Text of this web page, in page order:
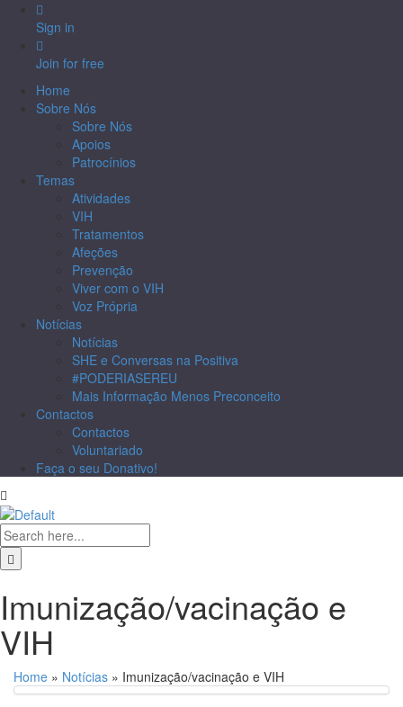
Sign in
Join for free
Home
Sobre Nós
Sobre Nós
Apoios
Patrocínios
Temas
Atividades
VIH
Tratamentos
Afeções
Prevenção
Viver com o VIH
Voz Própria
Notícias
Notícias
SHE e Conversas na Positiva
#PODERIASEREU
Mais Informação Menos Preconceito
Contactos
Contactos
Voluntariado
Faça o seu Donativo!
Imunização/vacinação e
VIH
Home » Notícias » Imunização/vacinação e VIH